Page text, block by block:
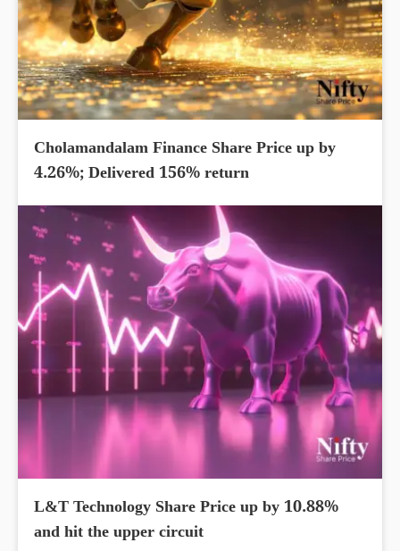
Cholamandalam Finance Share Price up by
4.26%; Delivered 156% return
L&T Technology Share Price up by 10.88%
and hit the upper circuit